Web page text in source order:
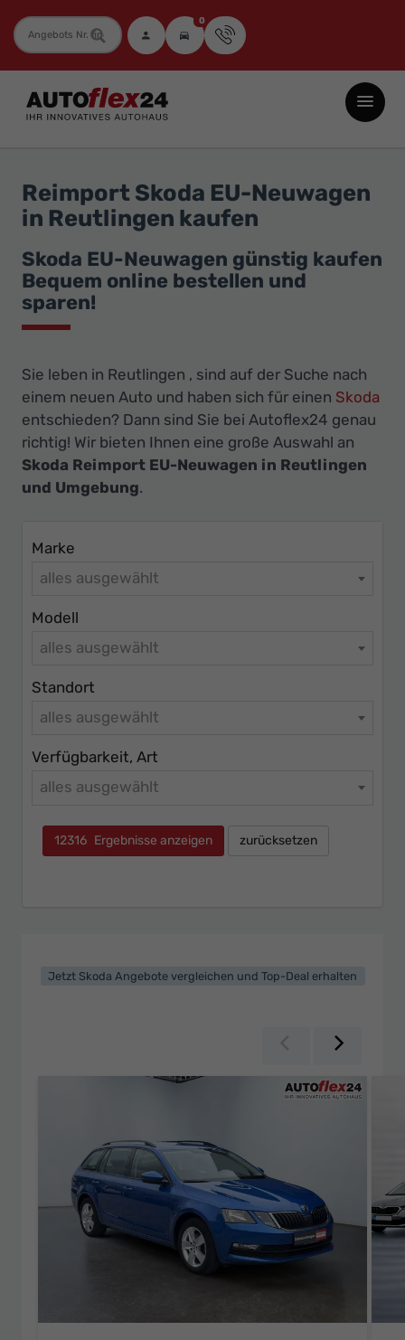
Fahrzeugnummer 0
Autoflex24
GmbH
Neuwagen
Jahreswagen
und
Gebrauchtwagen
zu
Top-
-
Innovatives
Autohaus
Reimport Skoda EU-Neuwagen
in Reutlingen kaufen
Skoda EU-Neuwagen günstig kaufen
Bequem online bestellen und
sparen!
Sie leben in Reutlingen , sind auf der Suche nach
einem neuen Auto und haben sich für einen Skoda
entschieden? Dann sind Sie bei Autoflex24 genau
richtig! Wir bieten Ihnen eine große Auswahl an
Skoda Reimport EU-Neuwagen in Reutlingen
und Umgebung.
Marke
alles ausgewählt
Modell
alles ausgewählt
Standort
alles ausgewählt
Verfügbarkeit, Art
alles ausgewählt
12316 Ergebnisse anzeigen zurücksetzen
Jetzt Skoda Angebote vergleichen und Top-Deal erhalten
Zurück